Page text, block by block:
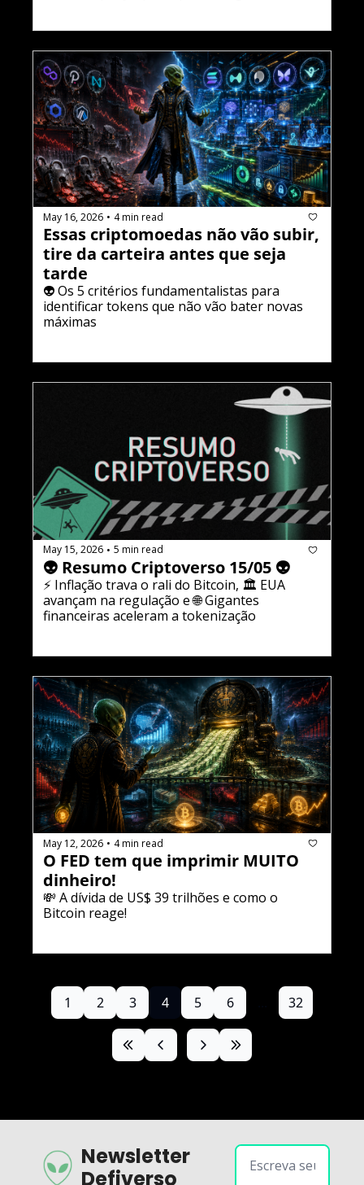
May 16, 2026 • 4 min read
Essas criptomoedas não vão subir,
tire da carteira antes que seja
tarde
👽 Os 5 critérios fundamentalistas para
identificar tokens que não vão bater novas
máximas
May 15, 2026 • 5 min read
👽 Resumo Criptoverso 15/05 👽
⚡ Inflação trava o rali do Bitcoin, 🏛️ EUA
avançam na regulação e 🌐 Gigantes
financeiras aceleram a tokenização
May 12, 2026 • 4 min read
O FED tem que imprimir MUITO
dinheiro!
💸 A dívida de US$ 39 trilhões e como o
Bitcoin reage!
1 2 3 4 5 6 32
Newsletter
Defiverso